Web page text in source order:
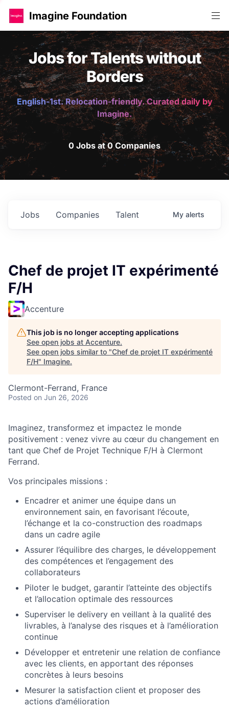
Imagine Foundation
Jobs for Talents without
Borders
English-1st. Relocation-friendly. Curated daily by
Imagine.
0 Jobs at 0 Companies
Jobs Companies Talent My alerts
Chef de projet IT expérimenté
F/H
Accenture
This job is no longer accepting applications
See open jobs at Accenture.
See open jobs similar to "Chef de projet IT expérimenté
F/H" Imagine.
Clermont-Ferrand, France
Posted on Jun 26, 2026
Imaginez, transformez et impactez le monde
positivement : venez vivre au cœur du changement en
tant que Chef de Projet Technique F/H à Clermont
Ferrand.
Vos principales missions :
Encadrer et animer une équipe dans un
environnement sain, en favorisant l’écoute,
l’échange et la co-construction des roadmaps
dans un cadre agile
Assurer l’équilibre des charges, le développement
des compétences et l’engagement des
collaborateurs
Piloter le budget, garantir l’atteinte des objectifs
et l’allocation optimale des ressources
Superviser le delivery en veillant à la qualité des
livrables, à l’analyse des risques et à l’amélioration
continue
Développer et entretenir une relation de confiance
avec les clients, en apportant des réponses
concrètes à leurs besoins
Mesurer la satisfaction client et proposer des
actions d’amélioration